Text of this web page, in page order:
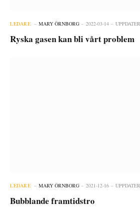
LEDARE MARY ÖRNBORG 2022-03-14
Ryska gasen kan bli vårt problem
LEDARE MARY ÖRNBORG 2021-12-16
Bubblande framtidstro